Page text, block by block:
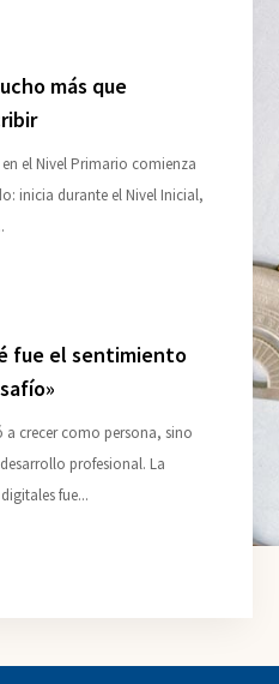
más que
el Nivel Primario comienza
inicia durante el Nivel Inicial,
fue el sentimiento
crecer como persona, sino
profesional. La
fue...